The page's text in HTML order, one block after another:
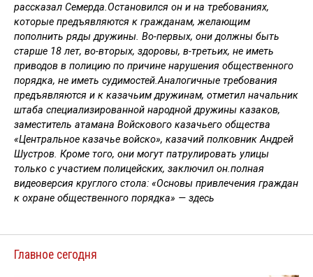
рассказал Семерда.Остановился он и на требованиях,
которые предъявляются к гражданам, желающим
пополнить ряды дружины. Во-первых, они должны быть
старше 18 лет, во-вторых, здоровы, в-третьих, не иметь
приводов в полицию по причине нарушения общественного
порядка, не иметь судимостей.Аналогичные требования
предъявляются и к казачьим дружинам, отметил начальник
штаба специализированной народной дружины казаков,
заместитель атамана Войскового казачьего общества
«Центральное казачье войско», казачий полковник Андрей
Шустров. Кроме того, они могут патрулировать улицы
только с участием полицейских, заключил он.полная
видеоверсия круглого стола: «Основы привлечения граждан
к охране общественного порядка» — здесь
Главное сегодня